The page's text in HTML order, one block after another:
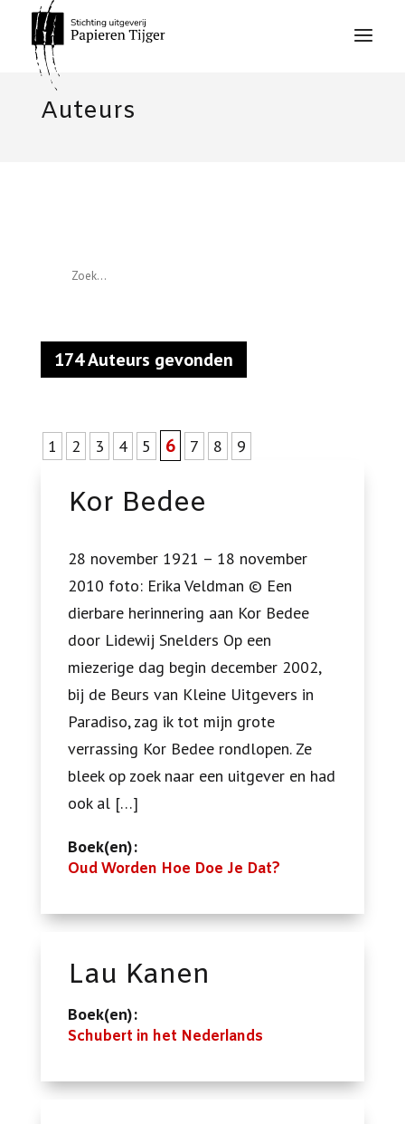
Auteurs
Zoek
174 Auteurs gevonden
1 2 3 4 5 6 7 8 9
Kor Bedee
28 november 1921 – 18 november
2010 foto: Erika Veldman © Een
dierbare herinnering aan Kor Bedee
door Lidewij Snelders Op een
miezerige dag begin december 2002,
bij de Beurs van Kleine Uitgevers in
Paradiso, zag ik tot mijn grote
verrassing Kor Bedee rondlopen. Ze
bleek op zoek naar een uitgever en had
ook al […]
Boek(en):
Oud Worden Hoe Doe Je Dat?
Lau Kanen
Boek(en):
Schubert in het Nederlands